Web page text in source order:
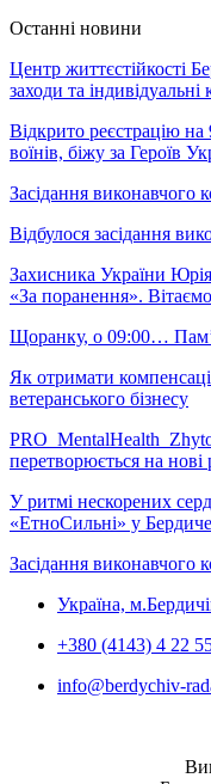
Останні новини
Центр життєстійкості
заходи та індивідуальні
Відкрито реєстрацію
воїнів, біжу за Героїв
Засідання виконавчого
Відбулося засідання
Захисника України
«За поранення».
Щоранку, о 09:00…
Як отримати
ветеранського бізнесу
перетворюється на
У ритмі нескорених
«ЕтноСильні» у
Засідання виконавчого
Україна,
+380 (4143) 4 22
info@berdychiv-